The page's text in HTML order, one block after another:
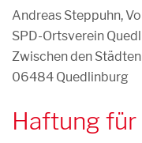
Andreas Steppuhn,
SPD-Ortsverein
Zwischen den
06484 Quedlinburg
Haftung